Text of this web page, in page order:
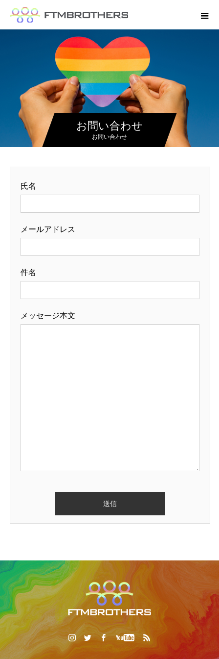
お問い合わせ
お問い合わせ
氏名
メールアドレス
件名
メッセージ本文